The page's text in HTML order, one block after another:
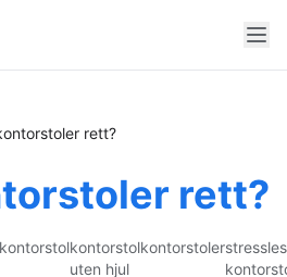
rett?
rett?
kontorstolkontorstol
uten hjul
kontorstoler